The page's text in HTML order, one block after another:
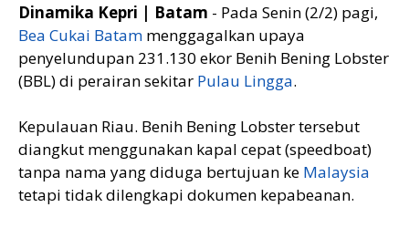
Dinamika Kepri | Batam - Pada Senin (2/2) pagi,
Bea Cukai Batam menggagalkan upaya
penyelundupan 231.130 ekor Benih Bening Lobster
(BBL) di perairan sekitar Pulau Lingga.
Kepulauan Riau. Benih Bening Lobster tersebut
diangkut menggunakan kapal cepat (speedboat)
tanpa nama yang diduga bertujuan ke Malaysia
tetapi tidak dilengkapi dokumen kepabeanan.